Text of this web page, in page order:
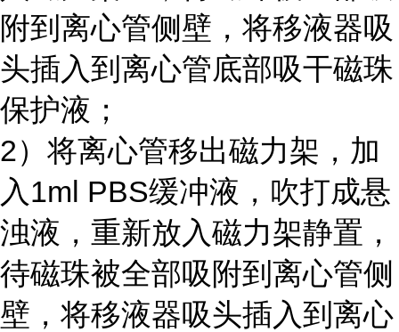
附到离心管侧壁，将移液器吸
头插入到离心管底部吸干磁珠
保护液；
2）将离心管移出磁力架，加
入 1ml PBS缓冲液，吹打成悬
浊液，重新放入磁力架静置，
待磁珠被全部吸附到离心管侧
壁，将移液器吸头插入到离心